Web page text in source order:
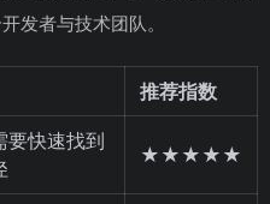
发者与技术团队。
推荐指数
要快速找到
★★★★★